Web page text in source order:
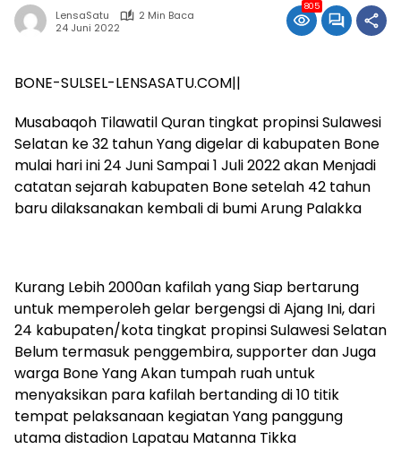
LensaSatu
2 Min Baca
24 Juni 2022
805
BONE-SULSEL-LENSASATU.COM||
Musabaqoh Tilawatil Quran tingkat propinsi Sulawesi
Selatan ke 32 tahun Yang digelar di kabupaten Bone
mulai hari ini 24 Juni Sampai 1 Juli 2022 akan Menjadi
catatan sejarah kabupaten Bone setelah 42 tahun
baru dilaksanakan kembali di bumi Arung Palakka
Kurang Lebih 2000an kafilah yang Siap bertarung
untuk memperoleh gelar bergengsi di Ajang Ini, dari
24 kabupaten/kota tingkat propinsi Sulawesi Selatan
Belum termasuk penggembira, supporter dan Juga
warga Bone Yang Akan tumpah ruah untuk
menyaksikan para kafilah bertanding di 10 titik
tempat pelaksanaan kegiatan Yang panggung
utama distadion Lapatau Matanna Tikka